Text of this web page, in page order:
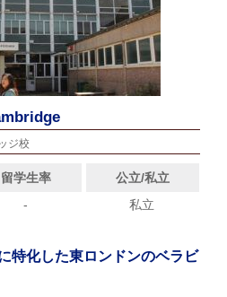
ジ校
留学生率
公立/私立
- 私立
特化した東ロンドンのベラビ